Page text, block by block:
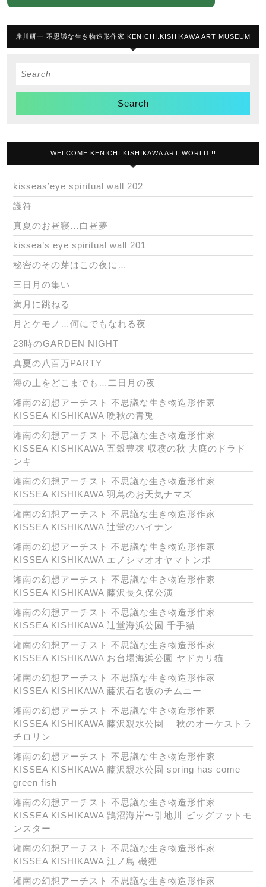
岸川研一 不思議な生き物造形作家 KENICHI.KISHIKAWA ART MUSEUM
Search
WELCOME KENICHI KISHIKAWA ART WORLD !!
kisseas’eye spiritual wall 202
護符
真夏のお昼寝…白昼夢
kissea’s eye spiritual wall 201
秘密のその芽はこの夜に…
三日月の集い
満月に跳ねる
月とケモノ…何にでもなれる夜
23時のGARDEN NIGHT
真夏の八百万PARTY
海の上をどこまでも…二日月の夜
湘南の幻想アーチスト 不思議な生き物造形作家
KISSEA KISHIKAWA 晩秋の青兎
湘南の幻想アーチスト 不思議な生き物造形作家
KISSEA KISHIKAWA 五穀豊穣 収穫の秋 大庭のドラド
ンキ
湘南の幻想アーチスト 不思議な生き物造形作家
KISSEA KISHIKAWA 羽鳥のお天気ナマズ
湘南の幻想アーチスト 不思議な生き物造形作家
KISSEA KISHIKAWA 辻堂のパイナン
湘南の幻想アーチスト 不思議な生き物造形作家
KISSEA KISHIKAWA エノシマオオヤマトンボ
湘南の幻想アーチスト 不思議な生き物造形作家
KISSEA KISHIKAWA 藤沢長久保公演
湘南の幻想アーチスト 不思議な生き物造形作家
KISSEA KISHIKAWA 辻堂海浜公園 千手猫
湘南の幻想アーチスト 不思議な生き物造形作家
KISSEA KISHIKAWA お台場海浜公園 ヤドカリ猫
湘南の幻想アーチスト 不思議な生き物造形作家
KISSEA KISHIKAWA 藤沢石名坂のチムニー
湘南の幻想アーチスト 不思議な生き物造形作家
KISSEA KISHIKAWA 藤沢親水公園 秋のオーケストラ
チロリン
湘南の幻想アーチスト 不思議な生き物造形作家
KISSEA KISHIKAWA 藤沢親水公園 spring has come
green fish
湘南の幻想アーチスト 不思議な生き物造形作家
KISSEA KISHIKAWA 鵠沼海岸〜引地川 ビッグフットモ
ンスター
湘南の幻想アーチスト 不思議な生き物造形作家
KISSEA KISHIKAWA 江ノ島 磯狸
湘南の幻想アーチスト 不思議な生き物造形作家